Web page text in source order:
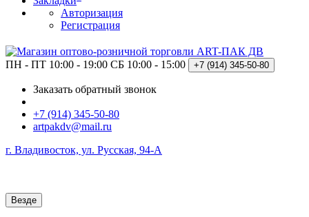
Авторизация
Регистрация
ПН - ПТ 10:00 - 19:00 СБ 10:00 - 15:00 +7 (914) 345-50-80
Заказать обратный звонок
+7 (914) 345-50-80
artpakdv@mail.ru
г. Владивосток, ул. Русская, 94-А
Везде